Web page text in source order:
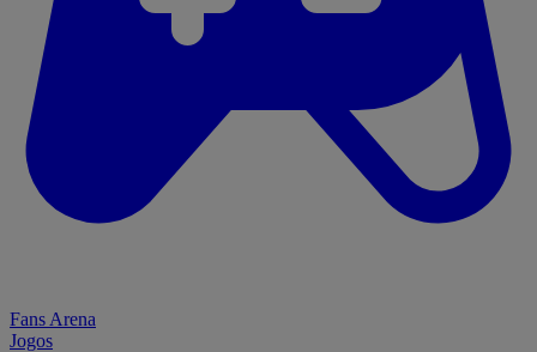
Fans Arena
Jogos